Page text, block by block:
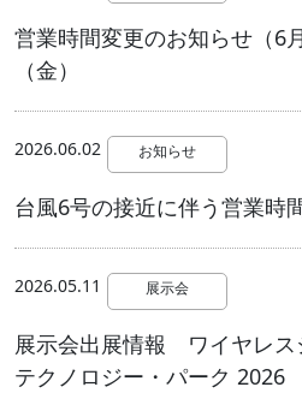
営業時間変更のお知らせ（6
（金）
2026.06.02 お知らせ
台風6号の接近に伴う営業時
2026.05.11 展示会
展示会出展情報 ワイヤレス
テクノロジー・パーク 2026